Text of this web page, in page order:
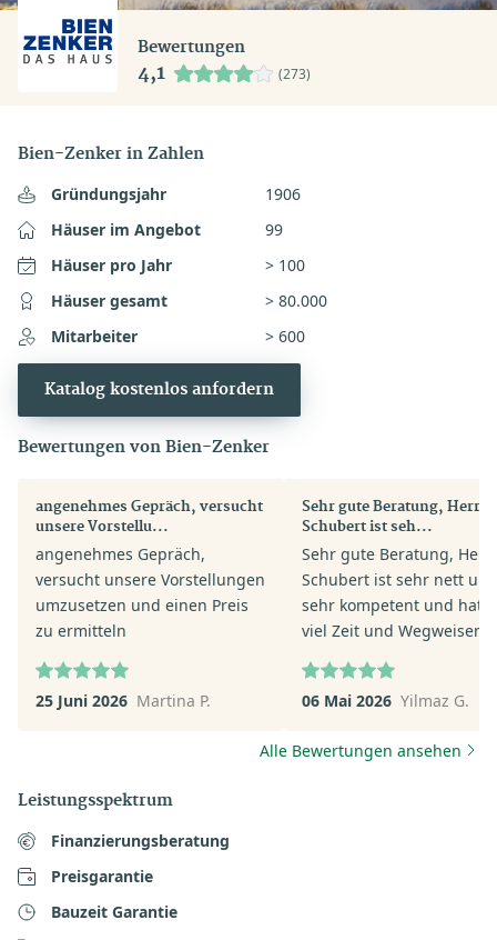
Bewertungen
4,1 (273)
Bien-Zenker in Zahlen
Gründungsjahr
1906
Häuser im Angebot
99
Häuser pro Jahr
> 100
Häuser gesamt
> 80.000
Mitarbeiter
> 600
Katalog kostenlos anfordern
Bewertungen von Bien-Zenker
angenehmes Gepräch, versucht
unsere Vorstellu...
angenehmes Gepräch,
versucht unsere Vorstellungen
umzusetzen und einen Preis
zu ermitteln
25 Juni 2026 Martina P.
Sehr gute Beratung, Herr
Schubert ist seh...
Sehr gute Beratung, Herr
Schubert ist sehr nett und
sehr kompetent und hat
viel Zeit und
geholfen. Mir und
ganz andere Perspektive
eröffnet sehr zu Positiv.
mit Herrn Pit Schubert.
06 Mai 2026 Yilmaz G.
Alle Bewertungen ansehen
Leistungsspektrum
Finanzierungsberatung
Preisgarantie
Bauzeit Garantie